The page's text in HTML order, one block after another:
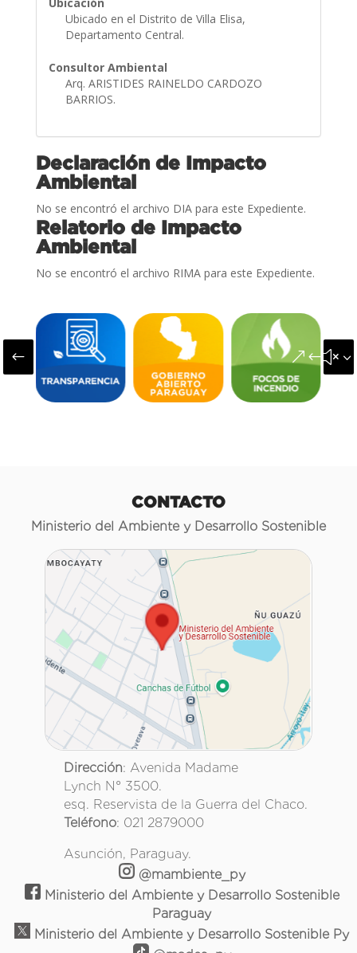
Ubicado en el Distrito de Villa Elisa,
Departamento Central.
Consultor Ambiental
Arq. ARISTIDES RAINELDO CARDOZO
BARRIOS.
Declaración de Impacto
Ambiental
No se encontró el archivo DIA para este Expediente.
Relatorio de Impacto
Ambiental
No se encontró el archivo RIMA para este Expediente.
#
CONTACTO
Ministerio del Ambiente y Desarrollo Sostenible
Dirección: Avenida Madame
Lynch N° 3500.
esq. Reservista de la Guerra del Chaco.
Teléfono: 021 2879000
Asunción, Paraguay.
@mambiente_py
Ministerio del Ambiente y Desarrollo Sostenible
Paraguay
Ministerio del Ambiente y Desarrollo Sostenible Py